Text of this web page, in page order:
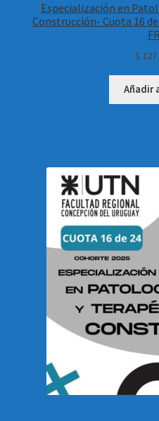
Especialización en
Construcción- Cuota 16
$
Añadir